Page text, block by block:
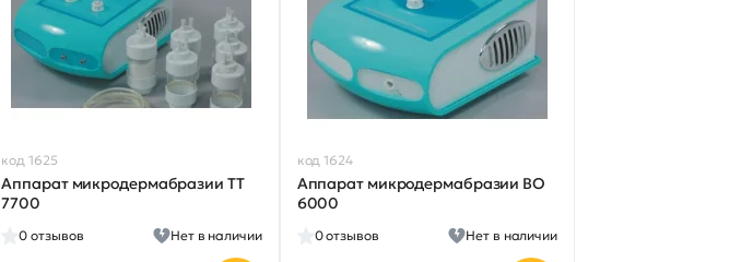
код 1625
Аппарат микродермабразии ТТ
7700
0отзывов Нет в наличии
код 1624
Аппарат микродермабразии BO
6000
0отзывов Нет в наличии